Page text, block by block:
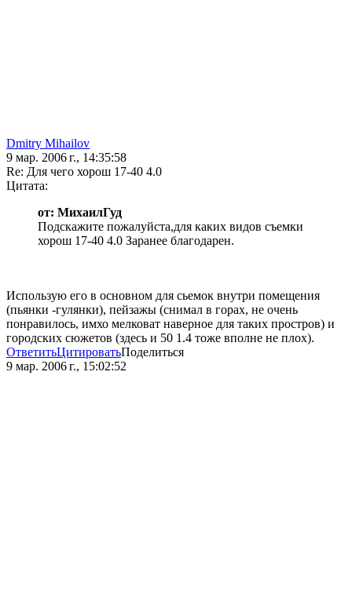
Dmitry Mihailov
9 мар. 2006 г., 14:35:58
Re: Для чего хорош 17-40 4.0
Цитата:
от: МихаилГуд
Подскажите пожалуйста,для каких видов съемки
хорош 17-40 4.0 Заранее благодарен.
Использую его в основном для сьемок внутри помещения
(пьянки -гулянки), пейзажы (снимал в горах, не очень
понравилось, имхо мелковат наверное для таких простров) и
городских сюжетов (здесь и 50 1.4 тоже вполне не плох).
ОтветитьЦитироватьПоделиться
9 мар. 2006 г., 15:02:52